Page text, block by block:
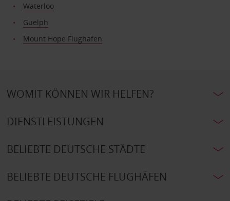
Waterloo
Guelph
Mount Hope Flughafen
WOMIT KÖNNEN WIR HELFEN?
DIENSTLEISTUNGEN
BELIEBTE DEUTSCHE STÄDTE
BELIEBTE DEUTSCHE FLUGHÄFEN